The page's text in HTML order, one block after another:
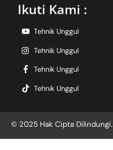
Ikuti Kami :
Tehnik Unggul
Tehnik Unggul
Tehnik Unggul
Tehnik Unggul
© 2025 Hak Cipta Dilindungi.